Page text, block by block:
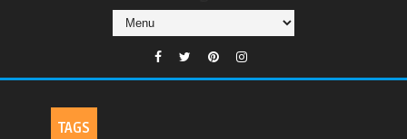
TAGS